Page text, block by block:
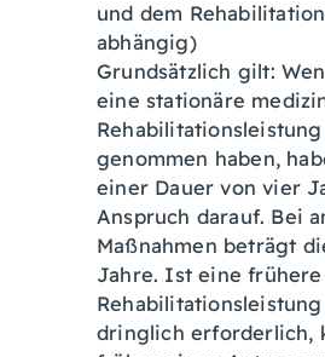
und dem
abhängig)
Grundsätzlich gilt:
eine stationäre
genommen haben,
einer Dauer von vier
Anspruch darauf. Bei
Maßnahmen beträgt
Jahre. Ist eine
dringlich erforderlich,